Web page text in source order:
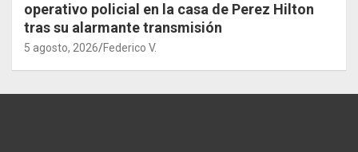
operativo policial en la casa de Perez Hilton
tras su alarmante transmisión
5 agosto, 2026 Federico V.